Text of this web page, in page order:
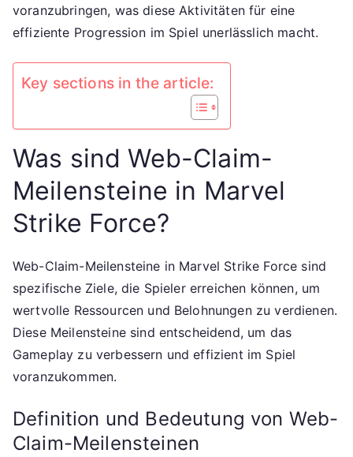
voranzubringen, was diese Aktivitäten für eine
effiziente Progression im Spiel unerlässlich macht.
Key sections in the article:
Was sind Web-Claim-
Meilensteine in Marvel
Strike Force?
Web-Claim-Meilensteine in Marvel Strike Force sind
spezifische Ziele, die Spieler erreichen können, um
wertvolle Ressourcen und Belohnungen zu verdienen.
Diese Meilensteine sind entscheidend, um das
Gameplay zu verbessern und effizient im Spiel
voranzukommen.
Definition und Bedeutung von Web-
Claim-Meilensteinen